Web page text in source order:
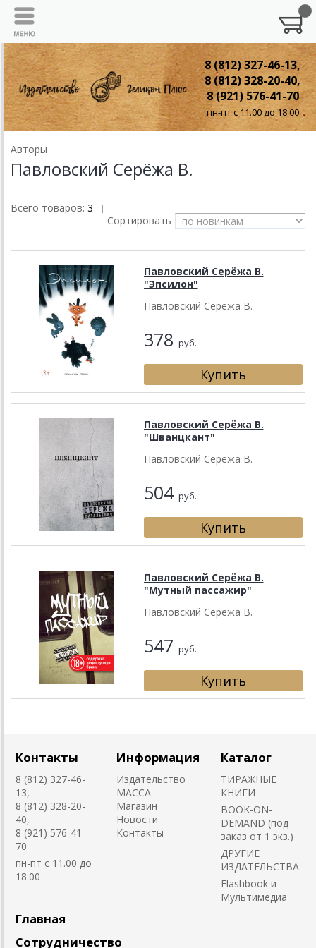
8 (812) 327-46-13,
8 (812) 328-20-40,
8 (921) 576-41-70
пн-пт с 11.00 до 18.00
Авторы
Павловский Серёжа В.
Всего товаров: 3 |
Сортировать
Павловский Серёжа В.
"Эпсилон"
Павловский Серёжа В.
378 руб.
Павловский Серёжа В.
"Шванцкант"
Павловский Серёжа В.
504 руб.
Павловский Серёжа В.
"Мутный пассажир"
Павловский Серёжа В.
547 руб.
Контакты
8 (812) 327-46-
13,
8 (812) 328-20-
40,
8 (921) 576-41-
70
пн-пт с 11.00 до
18.00
Информация
Издательство
MACCA
Магазин
Новости
Контакты
Каталог
ТИРАЖНЫЕ
КНИГИ
BOOK-ON-
DEMAND (под
заказ от 1 экз.)
ДРУГИЕ
ИЗДАТЕЛЬСТВА
Flashbook и
Мультимедиа
Главная
Сотрудничество